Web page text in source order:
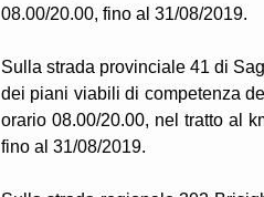
08.00/20.00, fino al 31/08/2019.
Sulla strada provinciale 41 di
dei piani viabili di competenza
orario 08.00/20.00, nel tratto al
fino al 31/08/2019.